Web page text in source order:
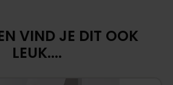
VIND JE DIT OOK
LEUK....